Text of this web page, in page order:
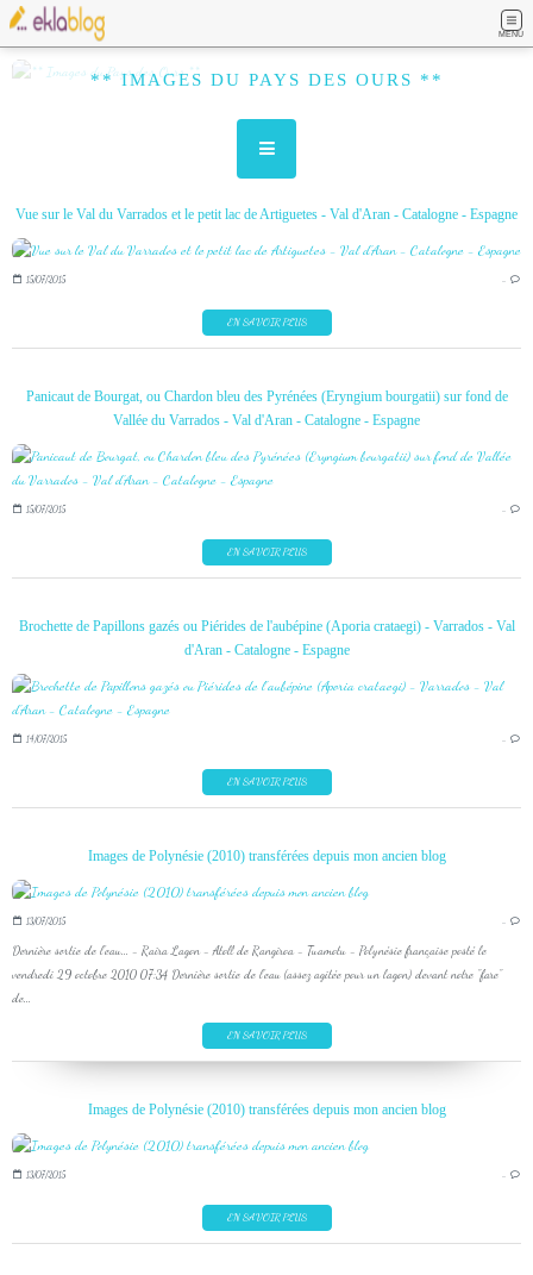
MENU
** IMAGES DU PAYS DES OURS **
Vue sur le Val du Varrados et le petit lac de Artiguetes - Val d'Aran - Catalogne - Espagne
15/07/2015 …
EN SAVOIR PLUS
Panicaut de Bourgat, ou Chardon bleu des Pyrénées (Eryngium bourgatii) sur fond de
Vallée du Varrados - Val d'Aran - Catalogne - Espagne
15/07/2015 …
EN SAVOIR PLUS
Brochette de Papillons gazés ou Piérides de l'aubépine (Aporia crataegi) - Varrados - Val
d'Aran - Catalogne - Espagne
14/07/2015 …
EN SAVOIR PLUS
Images de Polynésie (2010) transférées depuis mon ancien blog
13/07/2015 …
Dernière sortie de l'eau... - Raira Lagon - Atoll de Rangiroa - Tuamotu - Polynésie française posté le
vendredi 29 octobre 2010 07:34 Dernière sortie de l'eau (assez agitée pour un lagon) devant notre "fare"
de...
EN SAVOIR PLUS
Images de Polynésie (2010) transférées depuis mon ancien blog
13/07/2015 …
EN SAVOIR PLUS